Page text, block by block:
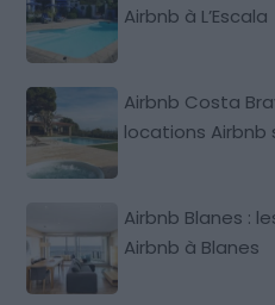
Airbnb à L’Escala
Airbnb Costa
locations Airbnb
Airbnb Blanes :
Airbnb à Blanes